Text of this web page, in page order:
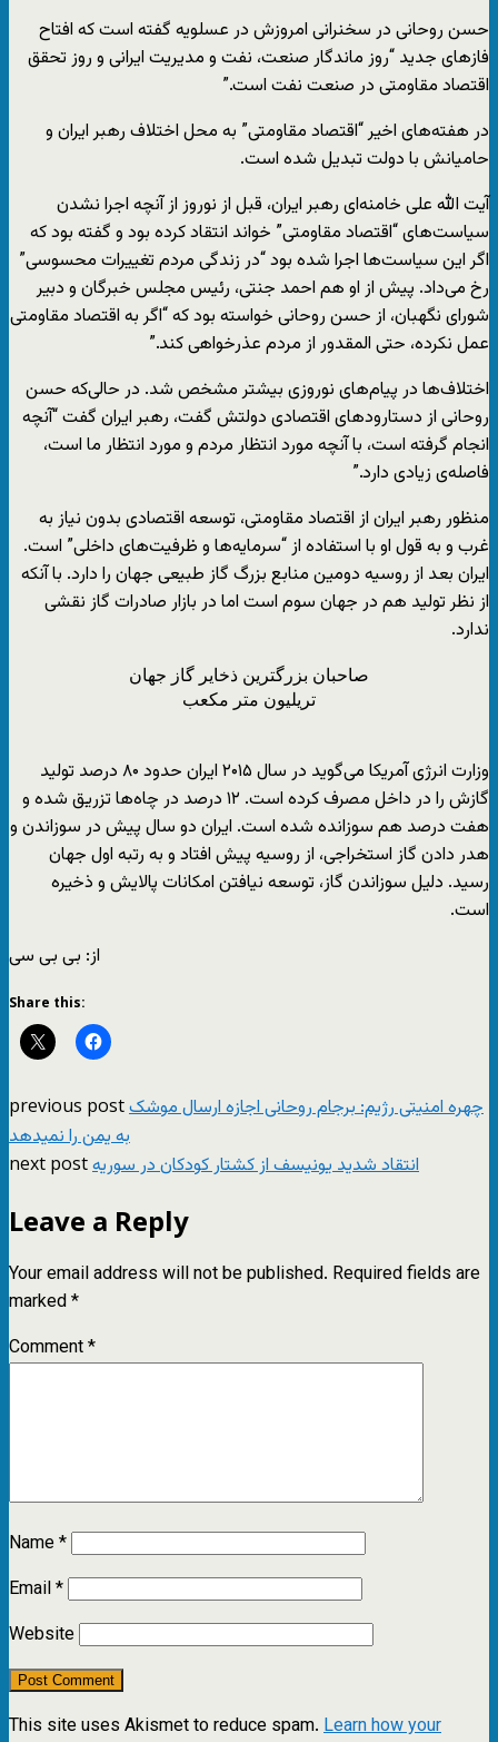
حسن روحانی در سخنرانی امروزش در عسلویه گفته است که افتاح
فازهای جدید “روز ماندگار صنعت، نفت و مدیریت ایرانی و روز تحقق
اقتصاد مقاومتی در صنعت نفت است.”
در هفته‌های اخیر “اقتصاد مقاومتی” به محل اختلاف رهبر ایران و
حامیانش با دولت تبدیل شده است.
آیت الله علی خامنه‌ای رهبر ایران، قبل از نوروز از آنچه اجرا نشدن
سیاست‌های “اقتصاد مقاومتی” خواند انتقاد کرده بود و گفته بود که
اگر این سیاست‌ها اجرا شده بود “در زندگی مردم تغییرات محسوسی”
رخ می‌داد. پیش از او هم احمد جنتی، رئیس مجلس خبرگان و دبیر
شورای نگهبان، از حسن روحانی خواسته بود که “اگر به اقتصاد مقاومتی
عمل نکرده، حتی المقدور از مردم عذرخواهی کند.”
اختلاف‌ها در پیام‌های نوروزی بیشتر مشخص شد. در حالی‌که حسن
روحانی از دستارود‌های اقتصادی دولتش گفت، رهبر ایران گفت “آنچه
انجام گرفته است، با آنچه مورد انتظار مردم و مورد انتظار ما است،
فاصله‌ی زیادی دارد.”
منظور رهبر ایران از اقتصاد مقاومتی، توسعه اقتصادی بدون نیاز به
غرب و به قول او با استفاده از “سرمایه‌ها و ظرفیت‌های داخلی” است.
ایران بعد از روسیه دومین منابع بزرگ گاز طبیعی جهان را دارد. با آنکه
از نظر تولید هم در جهان سوم است اما در بازار صادرات گاز نقشی
ندارد.
صاحبان بزرگترین ذخایر گاز جهان
تریلیون متر مکعب
وزارت انرژی آمریکا می‌گوید در سال ۲۰۱۵ ایران حدود ۸۰ درصد تولید
گازش را در داخل مصرف کرده است. ۱۲ درصد در چاه‌ها تزریق شده و
هفت درصد هم سوزانده شده است. ایران دو سال پیش در سوزاندن و
هدر دادن گاز استخراجی، از روسیه پیش افتاد و به رتبه اول جهان
رسید. دلیل سوزاندن گاز، توسعه نیافتن امکانات پالایش و ذخیره
است.
از: بی بی سی
Share this:
previous postچهره امنیتی رژیم: برجام روحانی اجازه ارسال موشک
به یمن را نمیدهد
next postانتقاد شدید یونیسف از کشتار کودکان در سوریه
Leave a Reply
Your email address will not be published. Required fields are
marked*
Comment*
Name*
Email*
Website
This site uses Akismet to reduce spam. Learn how your